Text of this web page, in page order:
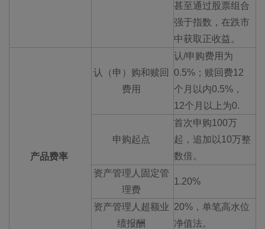
甚至通过股票组合
强于指数，在跌市
中获取正收益。
产品费率
认（申）购和赎回
费用
认/申购费用为
0.5%；赎回费12
个月以内0.5%，
12个月以上为0.
申购起点
首次申购100万
起，追加以10万整
数倍。
资产管理人固定管
理费
1.20%
资产管理人超额业
绩报酬
20%，单笔高水位
净值法。
调整或变更。投资者应仔细审阅相关金融产品的合同文件等以了解其
风险因素，或寻求专业的投资顾问的建议。您应确保有关投资产品适
深圳市前海一线对冲投资企业（有限合伙）
放弃